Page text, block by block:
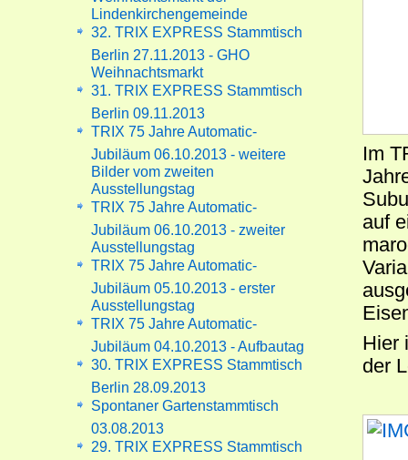
Im
auf
Hier
der
Lindenkirchengemeinde
32. TRIX EXPRESS Stammtisch
Berlin 27.11.2013 - GHO
Weihnachtsmarkt
31. TRIX EXPRESS Stammtisch
Berlin 09.11.2013
TRIX 75 Jahre Automatic-
Jubiläum 06.10.2013 - weitere
Bilder vom zweiten
Ausstellungstag
TRIX 75 Jahre Automatic-
Jubiläum 06.10.2013 - zweiter
Ausstellungstag
TRIX 75 Jahre Automatic-
Jubiläum 05.10.2013 - erster
Ausstellungstag
TRIX 75 Jahre Automatic-
Jubiläum 04.10.2013 - Aufbautag
30. TRIX EXPRESS Stammtisch
Berlin 28.09.2013
Spontaner Gartenstammtisch
03.08.2013
29. TRIX EXPRESS Stammtisch